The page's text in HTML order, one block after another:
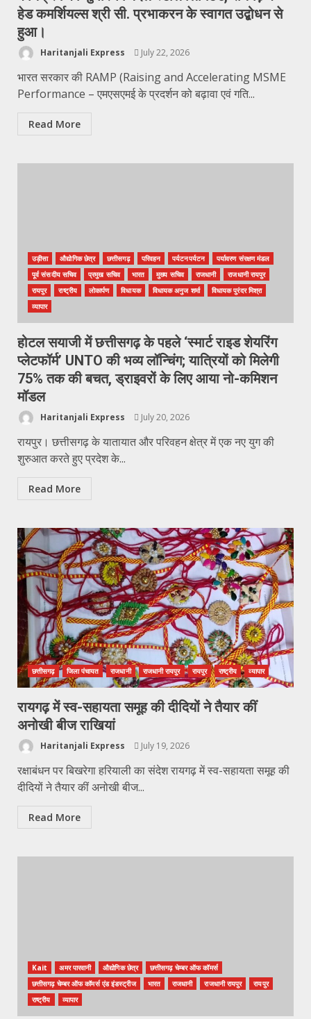
हेड कमर्शियल्स श्री सी. प्रभाकरन के स्वागत उद्बोधन से
हुआ।
Haritanjali Express July 22, 2026
भारत सरकार की RAMP (Raising and Accelerating MSME
Performance – एमएसएमई के प्रदर्शन को बढ़ावा एवं गति...
Read More
उड़ीसा औद्योगिक छेत्र छत्तीसगढ़ परिवहन पर्यटनपर्यटन
पर्यावरण संरक्षण मंडल
पूर्व संसदीय सचिव
प्रमुख सचिव भारत मुख्य सचिव राजधानी
राजधानी रायपुर
रायपुर
राष्ट्रीय लोकार्पण विधायक विधायक अनुज शर्मा
विधायक पुरंदर मिश्रा
व्यापार
होटल सयाजी में छत्तीसगढ़ के पहले ‘स्मार्ट राइड शेयरिंग
प्लेटफॉर्म’ UNTO की भव्य लॉन्चिंग; यात्रियों को मिलेगी
75% तक की बचत, ड्राइवरों के लिए आया नो-कमिशन
मॉडल
Haritanjali Express July 20, 2026
रायपुर। छत्तीसगढ़ के यातायात और परिवहन क्षेत्र में एक नए युग की
शुरुआत करते हुए प्रदेश के...
Read More
छत्तीसगढ़ जिला पंचायत राजधानी राजधानी रायपुर रायपुर राष्ट्रीय व्यापार
रायगढ़ में स्व-सहायता समूह की दीदियों ने तैयार कीं
अनोखी बीज राखियां
Haritanjali Express July 19, 2026
रक्षाबंधन पर बिखरेगा हरियाली का संदेश रायगढ़ में स्व-सहायता समूह की
दीदियों ने तैयार कीं अनोखी बीज...
Read More
Kait अमर पारवानी औद्योगिक छेत्र
छत्तीसगढ़ चेम्बर ऑफ कॉमर्स
छत्तीसगढ़ चेम्बर ऑफ कॉमर्स एंड इंडस्ट्रीज
भारत राजधानी राजधानी रायपुर
रायपुर
राष्ट्रीय
व्यापार